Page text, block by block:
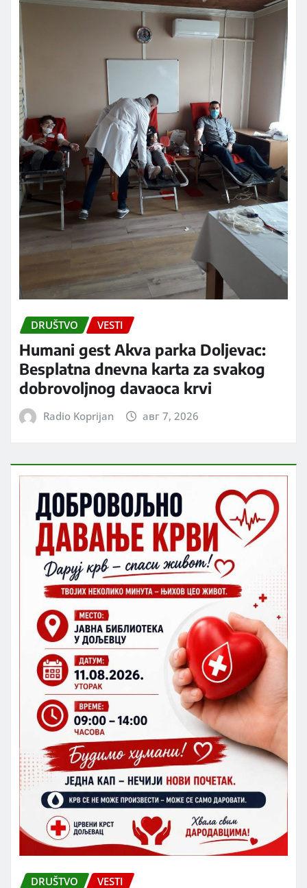
DRUŠTVO VESTI
Humani gest Akva parka Doljevac:
Besplatna dnevna karta za svakog
dobrovoljnog davaoca krvi
Radio Koprijan авг 7, 2026
DRUŠTVO VESTI